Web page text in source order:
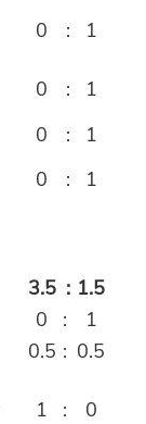
0 : 1
0 :
1
0 :
1
0 : 1
3.5 : 1.5
0 :
1
0.5 : 0.5
1 :
0